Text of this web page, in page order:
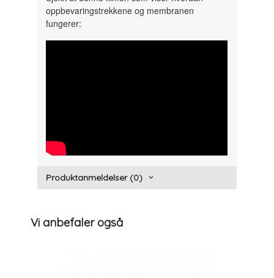
oppbevaringstrekkene og membranen
fungerer:
" width="300" height="150">
Produktanmeldelser (0)
Vi anbefaler også